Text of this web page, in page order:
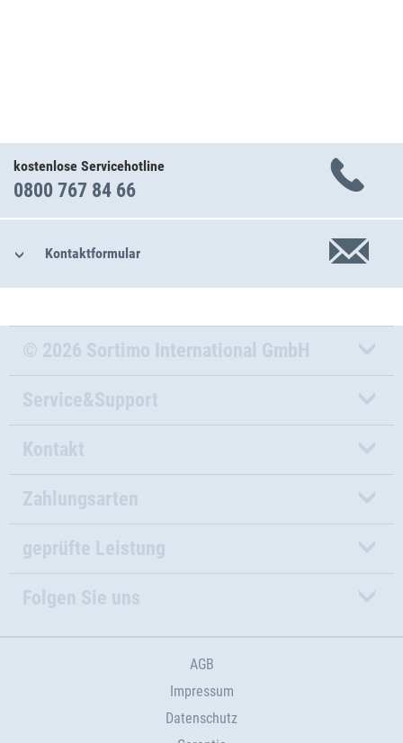
kostenlose Servicehotline
0800 767 84 66
Kontaktformular
© 2026 Sortimo International GmbH
Service&Support
Kontakt
Zahlungsarten
geprüfte Leistung
Folgen Sie uns
AGB
Impressum
Datenschutz